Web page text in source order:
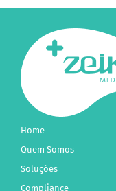
Home
Quem Somos
Soluções
Compliance